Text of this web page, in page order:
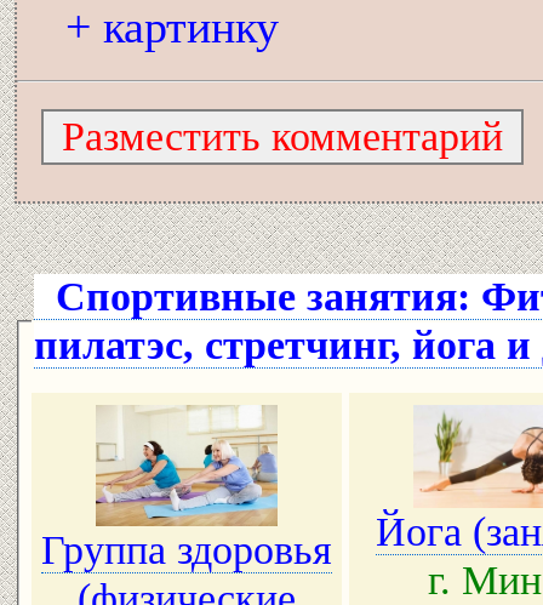
+ картинку
Спортивные занятия:
пилатэс, стретчинг, йога и
Группа здоровья
Йога
г.